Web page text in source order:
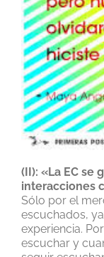
(II): «La EC se
interacciones
Sólo por el
escuchados,
experiencia.
escuchar y